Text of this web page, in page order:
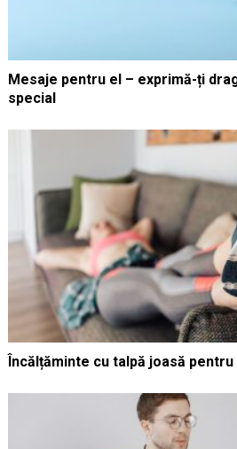
Mesaje pentru el – exprimă-ți
special
Încălțăminte cu talpă joasă